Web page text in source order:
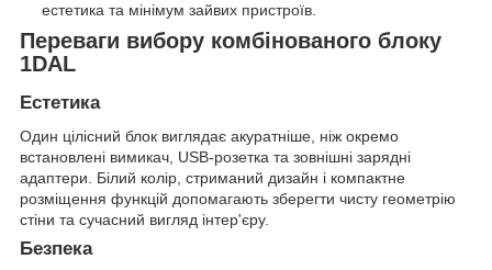
естетика та мінімум зайвих пристроїв.
Переваги вибору комбінованого блоку
1DAL
Естетика
Один цілісний блок виглядає акуратніше, ніж окремо
встановлені вимикач, USB-розетка та зовнішні зарядні
адаптери. Білий колір, стриманий дизайн і компактне
розміщення функцій допомагають зберегти чисту геометрію
стіни та сучасний вигляд інтер'єру.
Безпека